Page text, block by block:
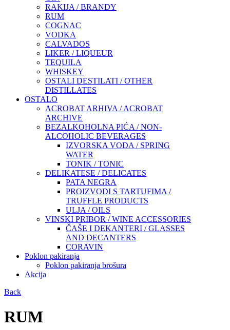
RAKIJA / BRANDY
RUM
COGNAC
VODKA
CALVADOS
LIKER / LIQUEUR
TEQUILA
WHISKEY
OSTALI DESTILATI / OTHER
DISTILLATES
OSTALO
ACROBAT ARHIVA / ACROBAT
ARCHIVE
BEZALKOHOLNA PIĆA / NON-
ALCOHOLIC BEVERAGES
IZVORSKA VODA / SPRING
WATER
TONIK / TONIC
DELIKATESE / DELICATES
PATA NEGRA
PROIZVODI S TARTUFIMA /
TRUFFLE PRODUCTS
ULJA / OILS
VINSKI PRIBOR / WINE ACCESSORIES
ČAŠE I DEKANTERI / GLASSES
AND DECANTERS
CORAVIN
Poklon pakiranja
Poklon pakiranja brošura
Akcija
Back
RUM